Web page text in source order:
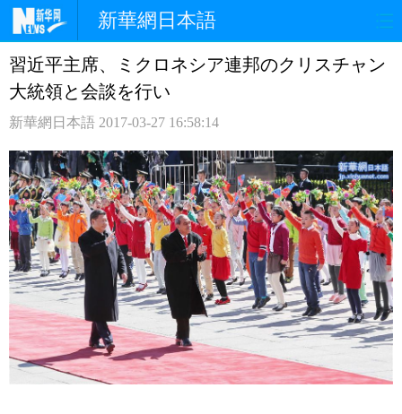
新華網日本語
ホームページ 政治 経済
観光 評論 写真
中日対訳
習近平主席、ミクロネシア連邦のクリスチャン
大統領と会談を行い
新華網日本語 2017-03-27 16:58:14